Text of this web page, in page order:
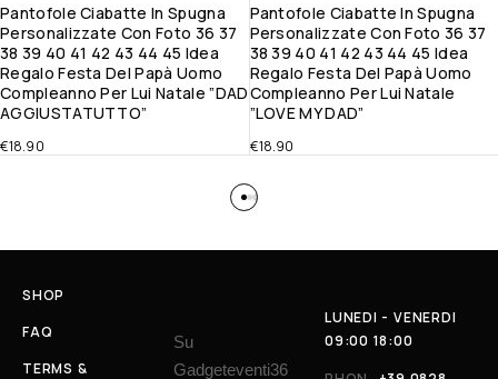
Pantofole Ciabatte In Spugna
Personalizzate Con Foto 36 37
38 39 40 41 42 43 44 45 Idea
Regalo Festa Del Papà Uomo
Compleanno Per Lui Natale ”DAD
AGGIUSTATUTTO”
€18.90
Pantofole Ciabatte In Spugna
Personalizzate Con Foto 36 37
38 39 40 41 42 43 44 45 Idea
Regalo Festa Del Papà Uomo
Compleanno Per Lui Natale
”LOVE MY DAD”
€18.90
SHOP
FAQ
TERMS &
Su
Gadgeteventi36
LUNEDI - VENERDI
09:00 18:00